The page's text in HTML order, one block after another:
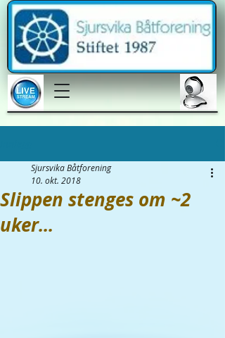
Slippen stenges om ~2
uker...
Sjursvika Båtforening
10. okt. 2018